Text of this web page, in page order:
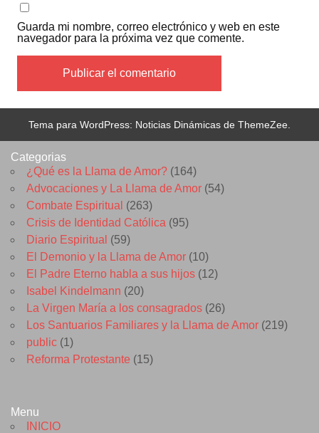
Guarda mi nombre, correo electrónico y web en este
navegador para la próxima vez que comente.
Tema para WordPress: Noticias Dinámicas de ThemeZee.
Categorias
¿Qué es la Llama de Amor? (164)
Advocaciones y La Llama de Amor (54)
Combate Espiritual (263)
Crisis de Identidad Católica (95)
Diario Espiritual (59)
El Demonio y la Llama de Amor (10)
El Padre Eterno habla a sus hijos (12)
Isabel Kindelmann (20)
La Virgen María a los consagrados (26)
Los Santuarios Familiares y la Llama de Amor (219)
public (1)
Reforma Protestante (15)
Menu
INICIO